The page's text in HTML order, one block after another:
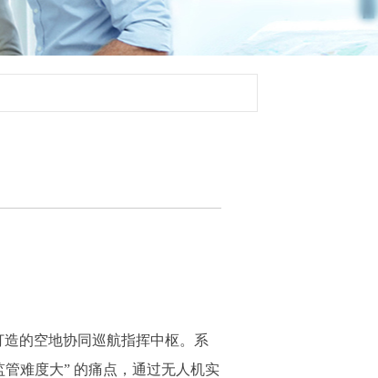
的空地协同巡航指挥中枢。系
难度大” 的痛点，通过无人机实